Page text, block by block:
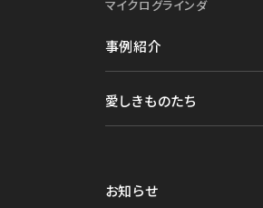
マイクログラインダ
事例紹介
愛しきものたち
お知らせ